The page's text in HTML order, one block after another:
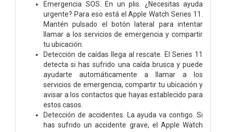
Emergencia SOS. En un plis. ¿Necesitas ayuda
urgente? Para eso está el Apple Watch Series 11.
Mantén pulsado el botón lateral para intentar
llamar a los servicios de emergencia y compartir
tu ubicación.
Detección de caídas llega al rescate. El Series 11
detecta si has sufrido una caída brusca y puede
ayudarte automáticamente a llamar a los
servicios de emergencia, compartir tu ubicación y
avisar a los contactos que hayas establecido para
estos casos.
Detección de accidentes. La ayuda va contigo. Si
has sufrido un accidente grave, el Apple Watch